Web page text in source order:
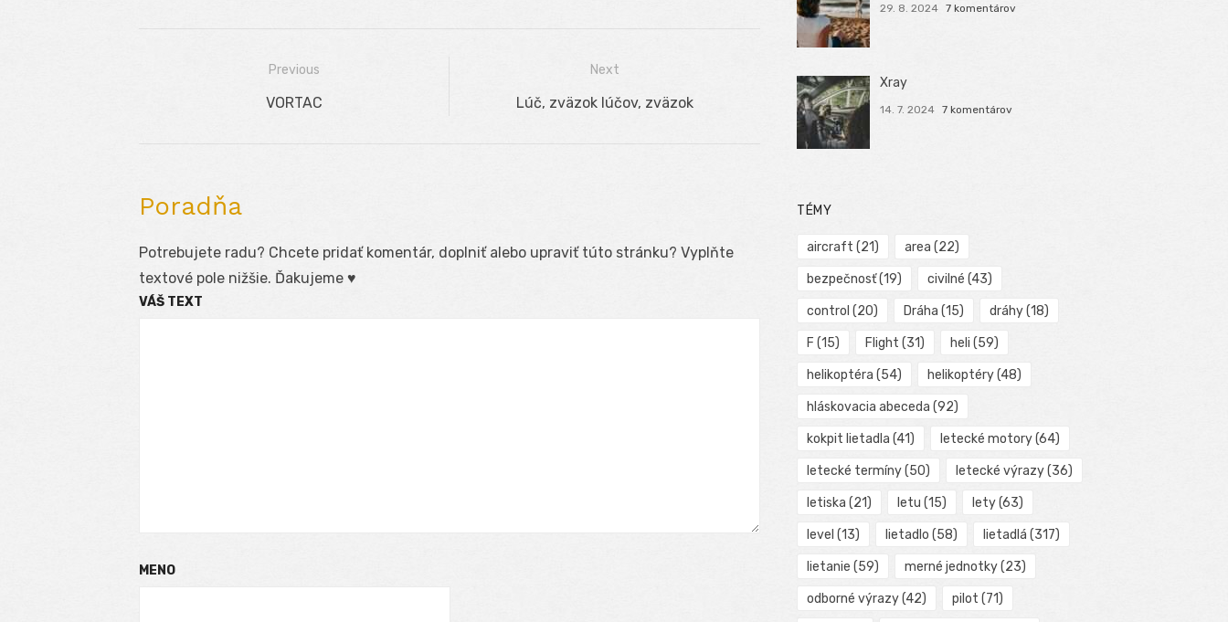
Previous
Previous
VORTAC
Next
Next
Lúč, zväzok lúčov, zväzok
Poradňa
Potrebujete radu? Chcete pridať komentár, doplniť alebo upraviť túto stránku? Vyplňte
textové pole nižšie. Ďakujeme ♥
VÁŠ TEXT
MENO
29. 8. 2024 7 komentárov
Xray
14. 7. 2024 7 komentárov
TÉMY
aircraft (21) area (22)
bezpečnosť(19) civilné (43)
control (20) Dráha (15) dráhy(18)
F (15) Flight (31) heli (59)
helikoptéra (54) helikoptéry(48)
hláskovacia abeceda (92)
kokpit lietadla (41) letecké motory(64)
letecké termíny(50) letecké výrazy(36)
letiska (21) letu (15) lety(63)
level (13) lietadlo (58) lietadlá (317)
lietanie (59) merné jednotky(23)
odborné výrazy(42) pilot (71)